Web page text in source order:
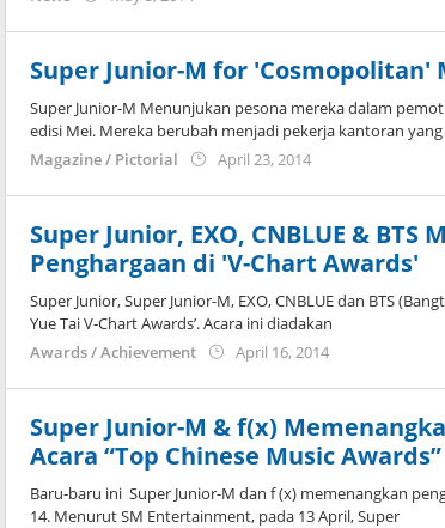
Super Junior-M for 'Cosmopolitan'
Super Junior-M Menunjukan pesona mereka dalam
edisi Mei. Mereka berubah menjadi pekerja kantoran
Magazine / Pictorial
April 23, 2014by
Super Junior, EXO, CNBLUE & BTS
Penghargaan di 'V-Chart Awards'
Super Junior, Super Junior-M, EXO, CNBLUE dan BTS
Yue Tai V-Chart Awards’. Acara ini diadakan
Awards / Achievement
April 16, 2014by
Super Junior-M & f(x)
Acara “Top Chinese Music Awards”
Baru-baru ini Super Junior-M dan f (x) memenangkan
14. Menurut SM Entertainment, pada 13 April, Super